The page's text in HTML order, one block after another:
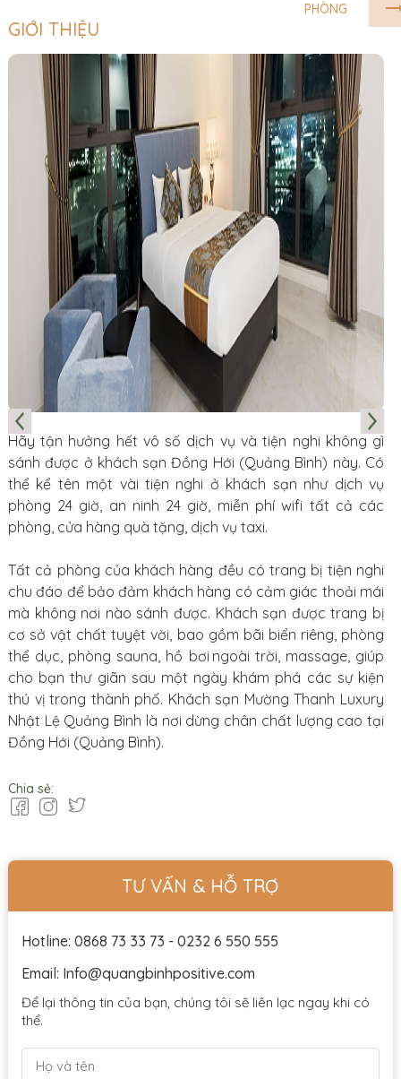
PHÒNG
GIỚI THIỆU
Hãy tận hưởng hết vô số dịch vụ và tiện nghi không gì
sánh được ở khách sạn Đồng Hới (Quảng Bình) này. Có
thể kể tên một vài tiện nghi ở khách sạn như dịch vụ
phòng 24 giờ, an ninh 24 giờ, miễn phí wifi tất cả các
phòng, cửa hàng quà tặng, dịch vụ taxi.
Tất cả phòng của khách hàng đều có trang bị tiện nghi
chu đáo để bảo đảm khách hàng có cảm giác thoải mái
mà không nơi nào sánh được. Khách sạn được trang bị
cơ sở vật chất tuyệt vời, bao gồm bãi biển riêng, phòng
thể dục, phòng sauna, hồ bơi ngoài trời, massage, giúp
cho bạn thư giãn sau một ngày khám phá các sự kiện
thú vị trong thành phố. Khách sạn Mường Thanh Luxury
Nhật Lệ Quảng Bình là nơi dừng chân chất lượng cao tại
Đồng Hới (Quảng Bình).
Chia sẻ:
TƯ VẤN & HỖ TRỢ
Hotline: 0868 73 33 73 - 0232 6 550 555
Email: Info@quangbinhpositive.com
Để lại thông tin của bạn, chúng tôi sẽ liên lạc ngay khi có
thể.